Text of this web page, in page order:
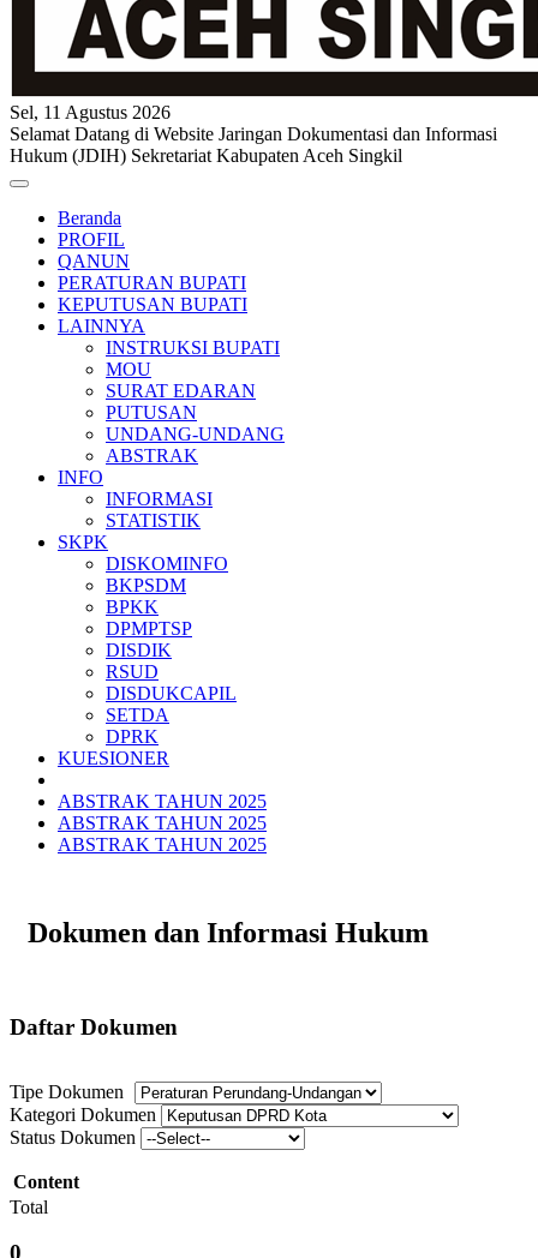
Sel, 11 Agustus 2026
Selamat Datang di Website Jaringan Dokumentasi dan Informasi
Hukum (JDIH) Sekretariat Kabupaten Aceh Singkil
Beranda
PROFIL
QANUN
PERATURAN BUPATI
KEPUTUSAN BUPATI
LAINNYA
INSTRUKSI BUPATI
MOU
SURAT EDARAN
PUTUSAN
UNDANG-UNDANG
ABSTRAK
INFO
INFORMASI
STATISTIK
SKPK
DISKOMINFO
BKPSDM
BPKK
DPMPTSP
DISDIK
RSUD
DISDUKCAPIL
SETDA
DPRK
KUESIONER
ABSTRAK TAHUN 2025
ABSTRAK TAHUN 2025
ABSTRAK TAHUN 2025
Dokumen dan Informasi Hukum
Daftar Dokumen
Tipe Dokumen
Kategori Dokumen
Status Dokumen
Content
Total
0